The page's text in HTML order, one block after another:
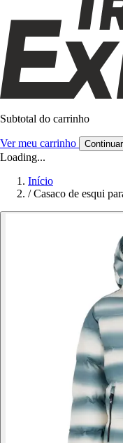
Subtotal do carrinho
Ver meu carrinho
Loading...
Início
/ Casaco de esqui